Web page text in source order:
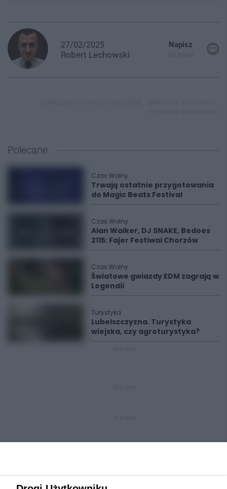
27/02/2025
Robert Lechowski
Napisz
Polecane
Czas Wolny
Trwają ostatnie przygotowania
do Magic Beats Festival
Czas Wolny
Alan Walker, DJ SNAKE, Bedoes
2115: Fajer Festiwal Chorzów
Czas Wolny
Światowe gwiazdy EDM zagrają w
Legendii
Turystyka
Lubelszczyzna. Turystyka
wiejska, czy agroturystyka?